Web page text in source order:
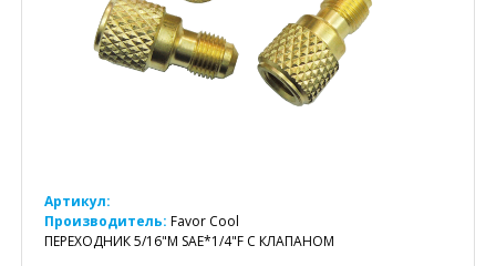
Артикул:
Производитель: Favor Cool
ПЕРЕХОДНИК 5/16"M SAE*1/4"F С КЛАПАНОМ